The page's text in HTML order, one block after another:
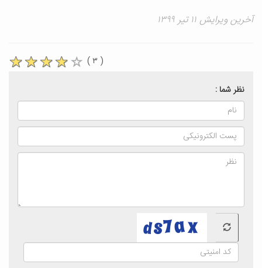
آخرین ویرایش ۱۱ تیر ۱۳۹۹
( ۳ )
نظر شما :